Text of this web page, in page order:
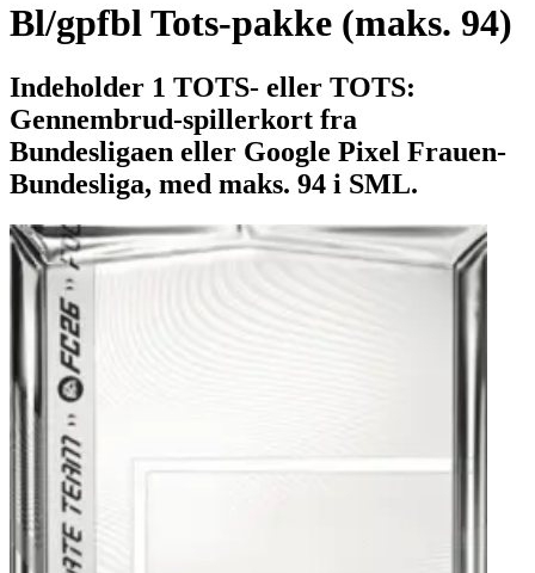
Bl/gpfbl Tots-pakke (maks. 94)
Indeholder 1 TOTS- eller TOTS:
Gennembrud-spillerkort fra
Bundesligaen eller Google Pixel Frauen-
Bundesliga, med maks. 94 i SML.